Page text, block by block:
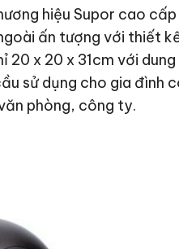
hiệu Supor cao
ấn tượng với thiết
x 20 x 31cm với
sử dụng cho gia đình
phòng, công ty.